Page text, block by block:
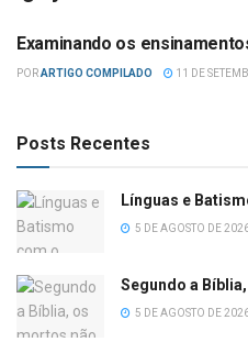
DIVERSOS
Examinando os
PORARTIGO COMPILADO 11 DE
Posts Recentes
Línguas e
5 DE AGOSTO DE
Segundo a
5 DE AGOSTO DE